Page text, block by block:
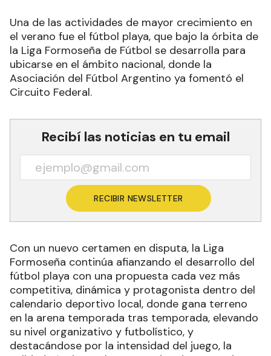
Una de las actividades de mayor crecimiento en
el verano fue el fútbol playa, que bajo la órbita de
la Liga Formoseña de Fútbol se desarrolla para
ubicarse en el ámbito nacional, donde la
Asociación del Fútbol Argentino ya fomentó el
Circuito Federal.
Recibí las noticias en tu email
RECIBIR NEWSLETTER
Con un nuevo certamen en disputa, la Liga
Formoseña continúa afianzando el desarrollo del
fútbol playa con una propuesta cada vez más
competitiva, dinámica y protagonista dentro del
calendario deportivo local, donde gana terreno
en la arena temporada tras temporada, elevando
su nivel organizativo y futbolístico, y
destacándose por la intensidad del juego, la